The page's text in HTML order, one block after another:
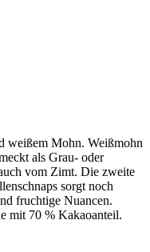
weißem Mohn. Weißmohn
als Grau- oder
vom Zimt. Die zweite
sorgt noch
fruchtige Nuancen.
mit 70 % Kakaoanteil.